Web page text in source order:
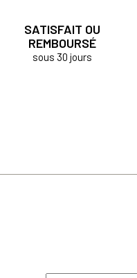
SATISFAIT OU
REMBOURSÉ
sous 30 jours